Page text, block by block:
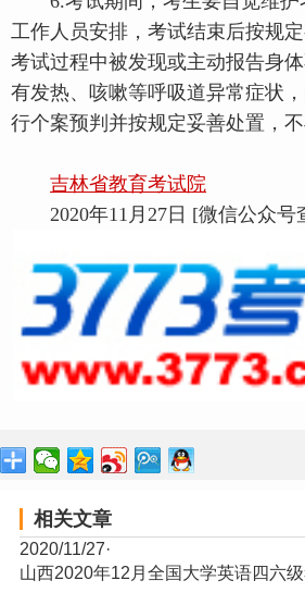
工作人员安排，考试结束后按规
考试过程中被发现或主动报告身
有发热、咳嗽等呼吸道异常症状
行个案预判并按规定妥善处置，不
吉林省教育考试院
2020年11月27日 [微信公众号
相关文章
2020/11/27·
山西2020年12月全国大学英语四六